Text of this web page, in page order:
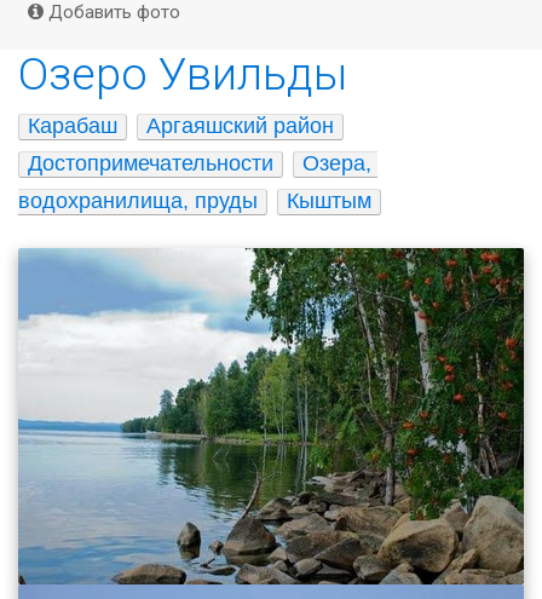
Добавить фото
Озеро Увильды
Карабаш
Аргаяшский район
Достопримечательности
Озера,
водохранилища, пруды
Кыштым